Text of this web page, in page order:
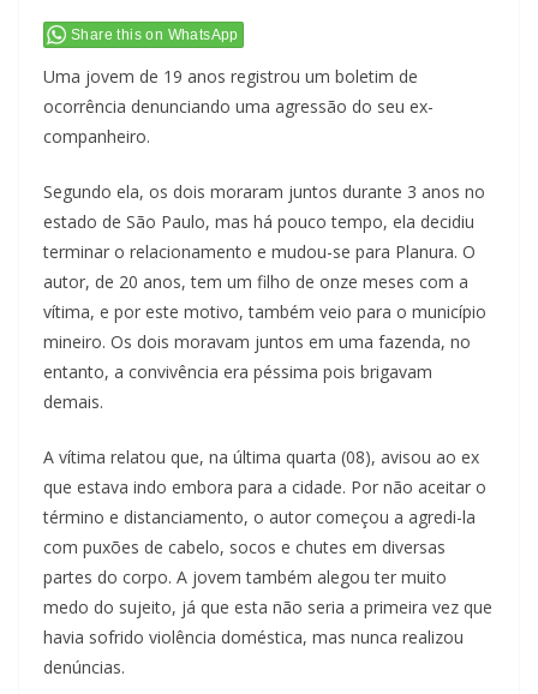
Share this on WhatsApp
Uma jovem de 19 anos registrou um boletim de
ocorrência denunciando uma agressão do seu ex-
companheiro.
Segundo ela, os dois moraram juntos durante 3 anos no
estado de São Paulo, mas há pouco tempo, ela decidiu
terminar o relacionamento e mudou-se para Planura. O
autor, de 20 anos, tem um filho de onze meses com a
vítima, e por este motivo, também veio para o município
mineiro. Os dois moravam juntos em uma fazenda, no
entanto, a convivência era péssima pois brigavam
demais.
A vítima relatou que, na última quarta (08), avisou ao ex
que estava indo embora para a cidade. Por não aceitar o
término e distanciamento, o autor começou a agredi-la
com puxões de cabelo, socos e chutes em diversas
partes do corpo. A jovem também alegou ter muito
medo do sujeito, já que esta não seria a primeira vez que
havia sofrido violência doméstica, mas nunca realizou
denúncias.